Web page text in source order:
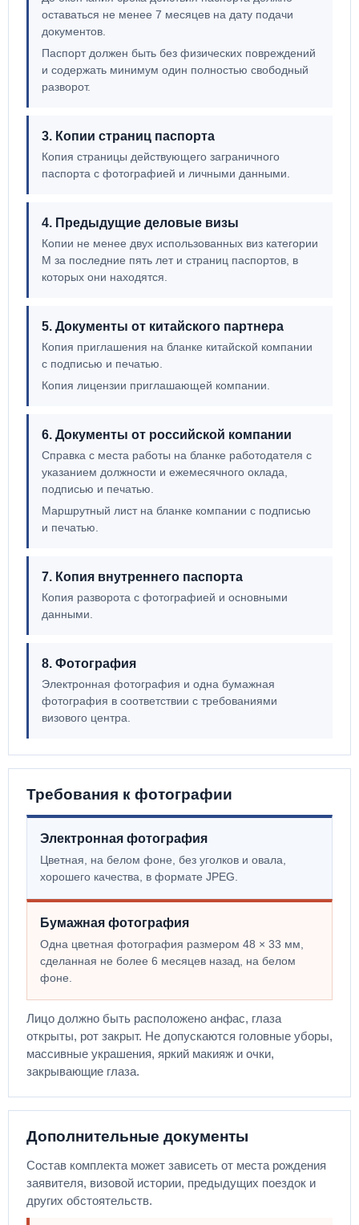
оставаться не менее 7 месяцев на дату подачи
документов.
Паспорт должен быть без физических повреждений
и содержать минимум один полностью свободный
разворот.
3. Копии страниц паспорта
Копия страницы действующего заграничного
паспорта с фотографией и личными данными.
4. Предыдущие деловые визы
Копии не менее двух использованных виз категории
M за последние пять лет и страниц паспортов, в
которых они находятся.
5. Документы от китайского партнера
Копия приглашения на бланке китайской компании
с подписью и печатью.
Копия лицензии приглашающей компании.
6. Документы от российской компании
Справка с места работы на бланке работодателя с
указанием должности и ежемесячного оклада,
подписью и печатью.
Маршрутный лист на бланке компании с подписью
и печатью.
7. Копия внутреннего паспорта
Копия разворота с фотографией и основными
данными.
8. Фотография
Электронная фотография и одна бумажная
фотография в соответствии с требованиями
визового центра.
Требования к фотографии
Электронная фотография
Цветная, на белом фоне, без уголков и овала,
хорошего качества, в формате JPEG.
Бумажная фотография
Одна цветная фотография размером 48 × 33 мм,
сделанная не более 6 месяцев назад, на белом
фоне.
Лицо должно быть расположено анфас, глаза
открыты, рот закрыт. Не допускаются головные уборы,
массивные украшения, яркий макияж и очки,
закрывающие глаза.
Дополнительные документы
Состав комплекта может зависеть от места рождения
заявителя, визовой истории, предыдущих поездок и
других обстоятельств.